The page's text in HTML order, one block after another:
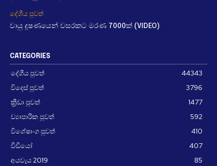
දේශීය පුවත්
වායු දූෂණයෙන් වසරකට මරණ 7000ක් (VIDEO)
CATEGORIES
දේශීය පුවත්
44343
විදෙස් පුවත්
3796
ක්‍රීඩා පුවත්
1477
ව්‍යාපාරික පුවත්
592
විශේෂාංග පුවත්
410
වීඩීයෝ
407
අයවැය 2019
85